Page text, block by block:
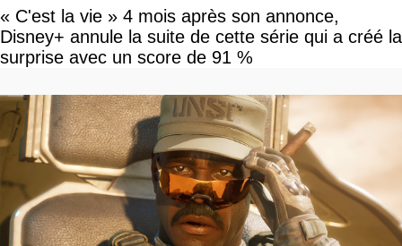
« C'est la vie » 4 mois après son annonce,
Disney+ annule la suite de cette série qui a créé la
surprise avec un score de 91 %